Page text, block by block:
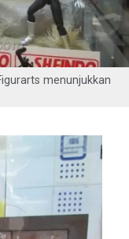
menunjukkan